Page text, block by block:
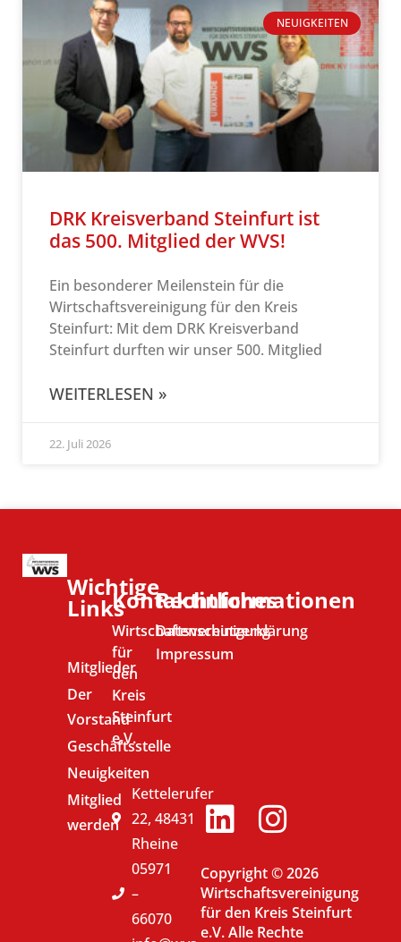
NEUIGKEITEN
DRK Kreisverband Steinfurt ist
das 500. Mitglied der WVS!
Ein besonderer Meilenstein für die
Wirtschaftsvereinigung für den Kreis
Steinfurt: Mit dem DRK Kreisverband
Steinfurt durften wir unser 500. Mitglied
WEITERLESEN »
22. Juli 2026
Wichtige
Links
Mitglieder
Der
Vorstand
Geschäftsstelle
Neuigkeiten
Mitglied
werden
Kontaktinformationen
Wirtschaftsvereinigung
für
den
Kreis
Steinfurt
e.V.
Kettelerufer
22, 48431
Rheine
05971
–
66070
Rechtliches
Datenschutzerklärung
Impressum
Copyright © 2026
Wirtschaftsvereinigung
für den Kreis Steinfurt
e.V. Alle Rechte